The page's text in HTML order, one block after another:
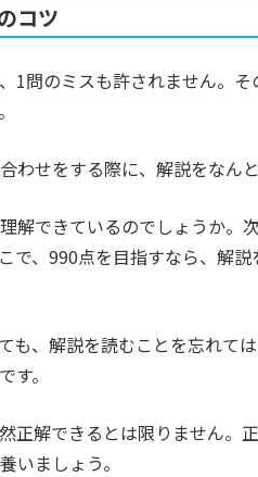
コツ
1問のミスも許されません。
わせをする際に、解説をなん
解できているのでしょうか。
で、990点を目指すなら、解
も、解説を読むことを忘れて
す。
正解できるとは限りません。
いましょう。